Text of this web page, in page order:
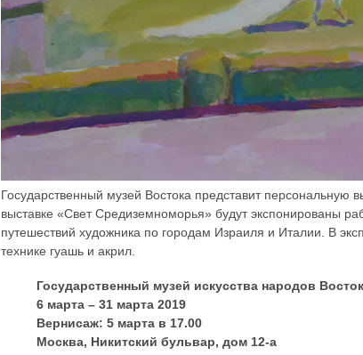
Государственный музей Востока представит персональную
выставке «Свет Средиземноморья» будут экспонированы
путешествий художника по городам Израиля и Италии. В
технике гуашь и акрил.
Государственный музей искусства народов
6 марта – 31 марта 2019
Вернисаж: 5 марта в 17.00
Москва, Никитский бульвар, дом 12-а